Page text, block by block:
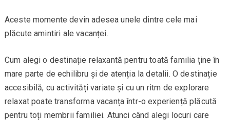
Aceste momente devin adesea unele dintre cele mai
plăcute amintiri ale vacanței.
Cum alegi o destinație relaxantă pentru toată familia ține în
mare parte de echilibru și de atenția la detalii. O destinație
accesibilă, cu activități variate și cu un ritm de explorare
relaxat poate transforma vacanța într-o experiență plăcută
pentru toți membrii familiei. Atunci când alegi locuri care